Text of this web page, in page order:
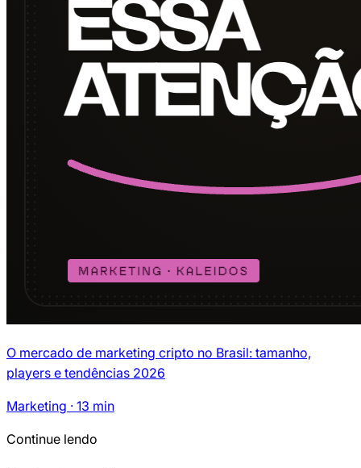
O mercado de marketing cripto no Brasil: tamanho,
players e tendências 2026
Marketing · 13 min
Continue lendo